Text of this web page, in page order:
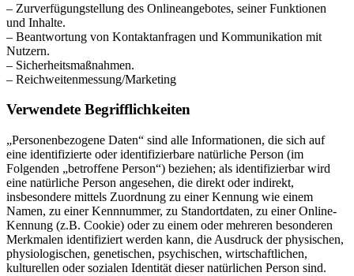
– Zurverfügungstellung des Onlineangebotes, seiner Funktionen
und Inhalte.
– Beantwortung von Kontaktanfragen und Kommunikation mit
Nutzern.
– Sicherheitsmaßnahmen.
– Reichweitenmessung/Marketing
Verwendete Begrifflichkeiten
„Personenbezogene Daten“ sind alle Informationen, die sich auf
eine identifizierte oder identifizierbare natürliche Person (im
Folgenden „betroffene Person“) beziehen; als identifizierbar wird
eine natürliche Person angesehen, die direkt oder indirekt,
insbesondere mittels Zuordnung zu einer Kennung wie einem
Namen, zu einer Kennnummer, zu Standortdaten, zu einer Online-
Kennung (z.B. Cookie) oder zu einem oder mehreren besonderen
Merkmalen identifiziert werden kann, die Ausdruck der physischen,
physiologischen, genetischen, psychischen, wirtschaftlichen,
kulturellen oder sozialen Identität dieser natürlichen Person sind.